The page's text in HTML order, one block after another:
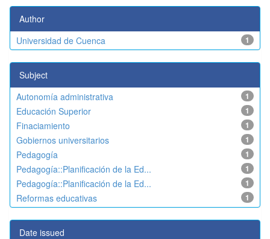
Author
1
Universidad de Cuenca
Subject
1
Autonomía administrativa
1
Educación Superior
1
Finaciamiento
1
Gobiernos universitarios
1
Pedagogía
1
Pedagogía::Planificación de la Ed...
1
Pedagogía::Planificación de la Ed...
1
Reformas educativas
Date issued